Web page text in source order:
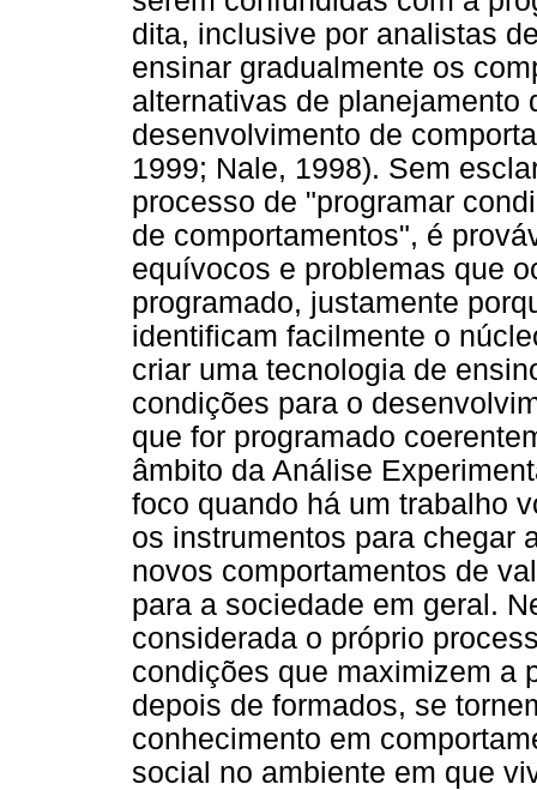
dita, inclusive por analistas
ensinar gradualmente os
alternativas de planejamento
desenvolvimento de
1999; Nale, 1998). Sem
processo de "programar
de comportamentos", é
equívocos e problemas que
programado, justamente
identificam facilmente o
criar uma tecnologia de
condições para o
que for programado
âmbito da Análise
foco quando há um trabalho
os instrumentos para chegar
novos comportamentos de
para a sociedade em geral.
considerada o próprio
condições que maximizem a
depois de formados, se
conhecimento em
social no ambiente em que